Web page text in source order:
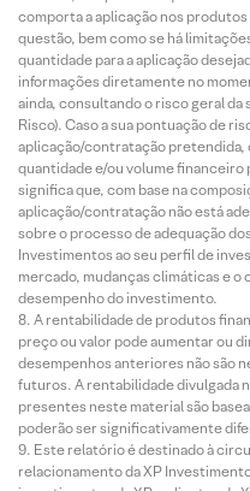
comporta a aplicação nos
questão, bem como se há
quantidade para a aplicação
informações diretamente no
ainda, consultando o risco geral
Risco). Caso a sua pontuação de
aplicação/contratação pretendida,
quantidade e/ou volume
significa que, com base na
aplicação/contratação não está
sobre o processo de adequação
Investimentos ao seu perfil de
mercado, mudanças climáticas e
desempenho do investimento.
A rentabilidade de produtos
preço ou valor pode aumentar ou
desempenhos anteriores não são
futuros. A rentabilidade divulgada
presentes neste material são
poderão ser significativamente
Este relatório é destinado à
relacionamento da XP